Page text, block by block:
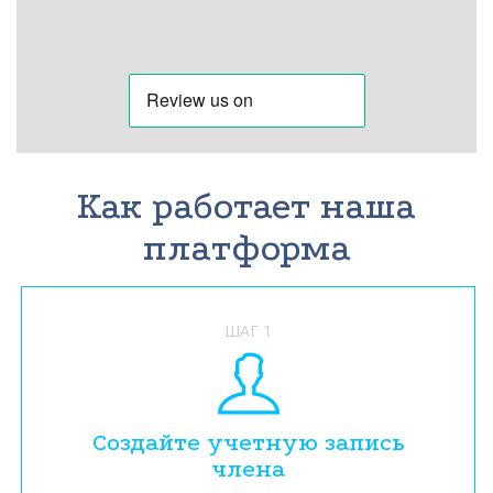
Как работает наша
платформа
ШАГ 1
Создайте учетную запись
члена